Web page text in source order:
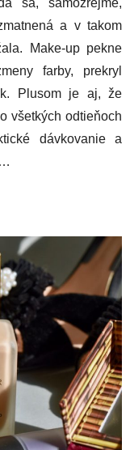
a v takom
Make-up pekne
farby, prekryl
Plusom je aj, že
všetkých odtieňoch
dávkovanie a